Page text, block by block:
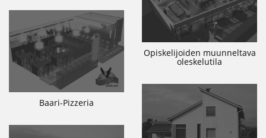
Opiskelijoiden muunneltava
oleskelutila
Baari-Pizzeria